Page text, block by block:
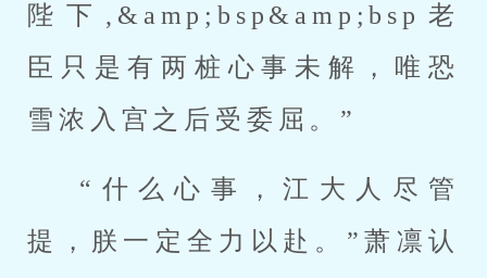
陛下,&amp;bsp&amp;bsp老
臣只是有两桩心事未解，唯恐
雪浓入宫之后受委屈。”
“什么心事，江大人尽管
提，朕一定全力以赴。”萧凛认